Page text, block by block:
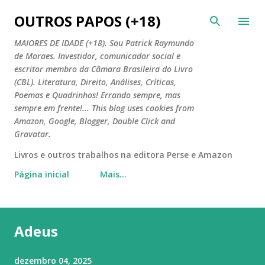
Pular para o conteúdo principal
OUTROS PAPOS (+18)
MAIORES DE IDADE (+18). Sou Patrick Raymundo
de Moraes. Investidor, comunicador social e
escritor membro da Câmara Brasileira do Livro
(CBL). Literatura, Direito, Análises, Críticas,
Poemas e Quadrinhos! Errando sempre, mas
sempre em frente!... This blog uses cookies from
Amazon, Google, Blogger, Double Click and
Gravatar.
Livros e outros trabalhos na editora Perse e Amazon
Página inicial
Mais…
Adeus
dezembro 04, 2025